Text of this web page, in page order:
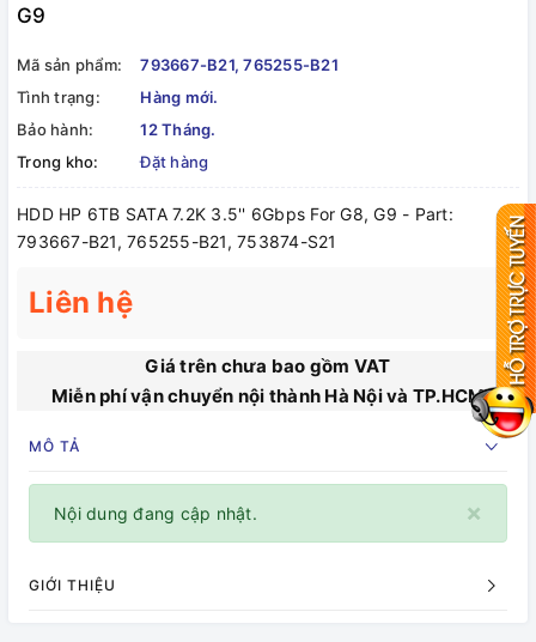
G9
Mã sản phẩm:
793667-B21, 765255-B21
Tình trạng:
Hàng mới.
Bảo hành:
12 Tháng.
Trong kho:
Đặt hàng
HDD HP 6TB SATA 7.2K 3.5'' 6Gbps For G8, G9 - Part:
793667-B21, 765255-B21, 753874-S21
Liên hệ
Giá trên chưa bao gồm VAT
Miễn phí vận chuyển nội thành Hà Nội và TP.HCM
MÔ TẢ
×
Nội dung đang cập nhật.
GIỚI THIỆU